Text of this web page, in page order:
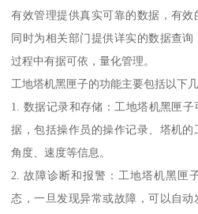
有效管理提供真实可靠的数据，有
同时为相关部门提供详实的数据查
过程中有据可依，量化管理。
工地塔机黑匣子的功能主要包括以下几
1. 数据记录和存储：工地塔机黑匣
据，包括操作员的操作记录、塔机的
角度、速度等信息。
2. 故障诊断和报警：工地塔机黑匣
态，一旦发现异常或故障，可以自